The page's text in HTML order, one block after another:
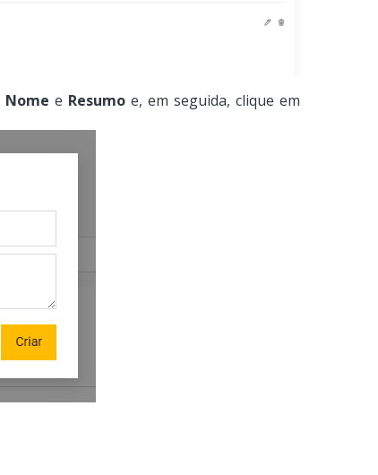
Nome e Resumo e, em seguida, clique em